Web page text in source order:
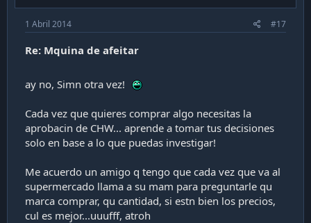
1 Abril 2014 #17
Re: Mquina de afeitar
ay no, Simn otra vez!
Cada vez que quieres comprar algo necesitas la
aprobacin de CHW... aprende a tomar tus decisiones
solo en base a lo que puedas investigar!
Me acuerdo un amigo q tengo que cada vez que va al
supermercado llama a su mam para preguntarle qu
marca comprar, qu cantidad, si estn bien los precios,
cul es mejor...uuufff, atroh